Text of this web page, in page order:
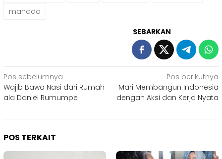
manado
SEBARKAN
Navigasi
pos
Pos sebelumnya
Wajib Bawa Nasi dari Rumah
ala Daniel Rumumpe
Pos berikutnya
Mari Membangun Indonesia
dengan Aksi dan Kerja Nyata
POS TERKAIT